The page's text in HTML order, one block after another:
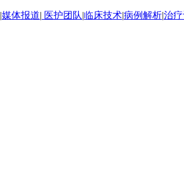
|媒体报道| 医护团队|临床技术|病例解析|治